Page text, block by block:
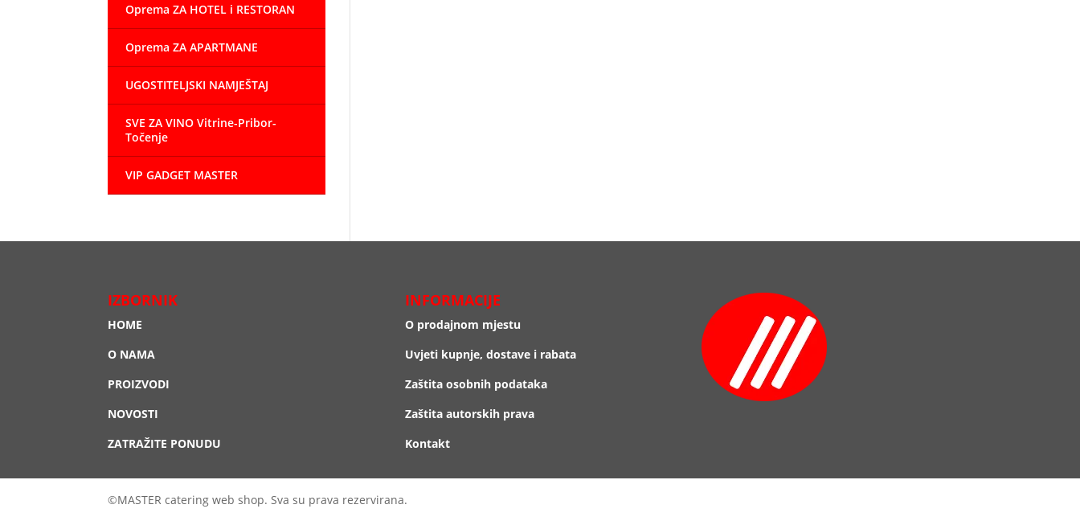
Oprema ZA HOTEL i RESTORAN
Oprema ZA APARTMANE
UGOSTITELJSKI NAMJEŠTAJ
SVE ZA VINO Vitrine-Pribor-
Točenje
VIP GADGET MASTER
IZBORNIK
HOME
O NAMA
PROIZVODI
NOVOSTI
ZATRAŽITE PONUDU
INFORMACIJE
O prodajnom mjestu
Uvjeti kupnje, dostave i rabata
Zaštita osobnih podataka
Zaštita autorskih prava
Kontakt
©MASTER catering web shop. Sva su prava rezervirana.